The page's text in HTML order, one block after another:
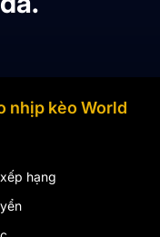
nhịp kèo World
hạng